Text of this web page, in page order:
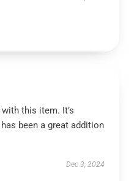
this item. It’s
been a great addition
Dec 3, 2024